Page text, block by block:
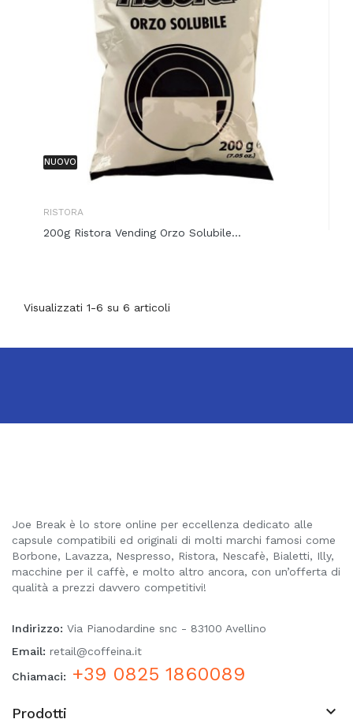
NUOVO
RISTORA
200g Ristora Vending Orzo Solubile...
Visualizzati 1-6 su 6 articoli
Joe Break è lo store online per eccellenza dedicato alle
capsule compatibili ed originali di molti marchi famosi come
Borbone, Lavazza, Nespresso, Ristora, Nescafè, Bialetti, Illy,
macchine per il caffè, e molto altro ancora, con un’offerta di
qualità a prezzi davvero competitivi!
Indirizzo: Via Pianodardine snc - 83100 Avellino
Email: retail@coffeina.it
Chiamaci:
+39 0825 1860089
Prodotti 